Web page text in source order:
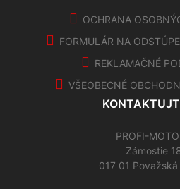
OCHRANA
FORMULÁR NA
REKLAMAČNÉ
VŠEOBECNÉ
PROFI-
Zámostie
017 01